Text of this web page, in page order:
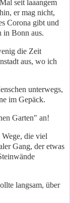
seit laaangem
er mag nicht,
Corona gibt und
in Bonn aus.
die Zeit
aus, wo ich
unterwegs,
im Gepäck.
Garten" an!
die viel
Gang, der etwas
langsam, über